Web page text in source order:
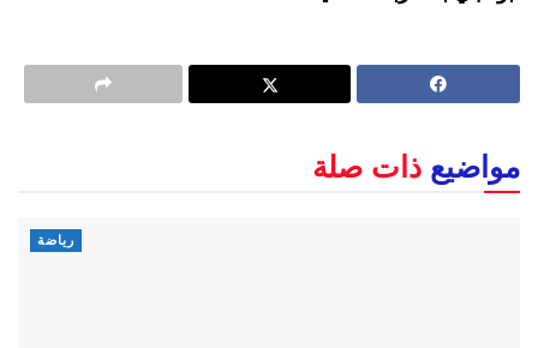
مواضيع ذات صلة
رياضة